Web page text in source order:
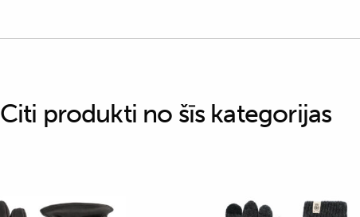
Citi produkti no šīs kategorijas